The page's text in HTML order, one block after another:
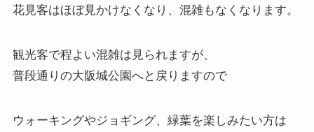
花見客はほぼ見かけなくなり、混雑もなくなります。
観光客で程よい混雑は見られますが、
普段通りの大阪城公園へと戻りますので
ウォーキングやジョギング、緑葉を楽しみたい方は